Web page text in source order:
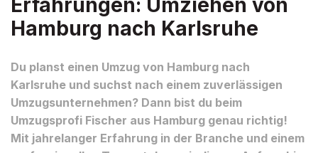
Erfahrungen: Umziehen von
Hamburg nach Karlsruhe
Du planst einen Umzug von Hamburg nach
Karlsruhe und suchst nach einem zuverlässigen
Umzugsunternehmen? Dann bist du beim
Umzugsprofi Fischer aus Hamburg genau richtig!
Mit jahrelanger Erfahrung in der Branche und einem